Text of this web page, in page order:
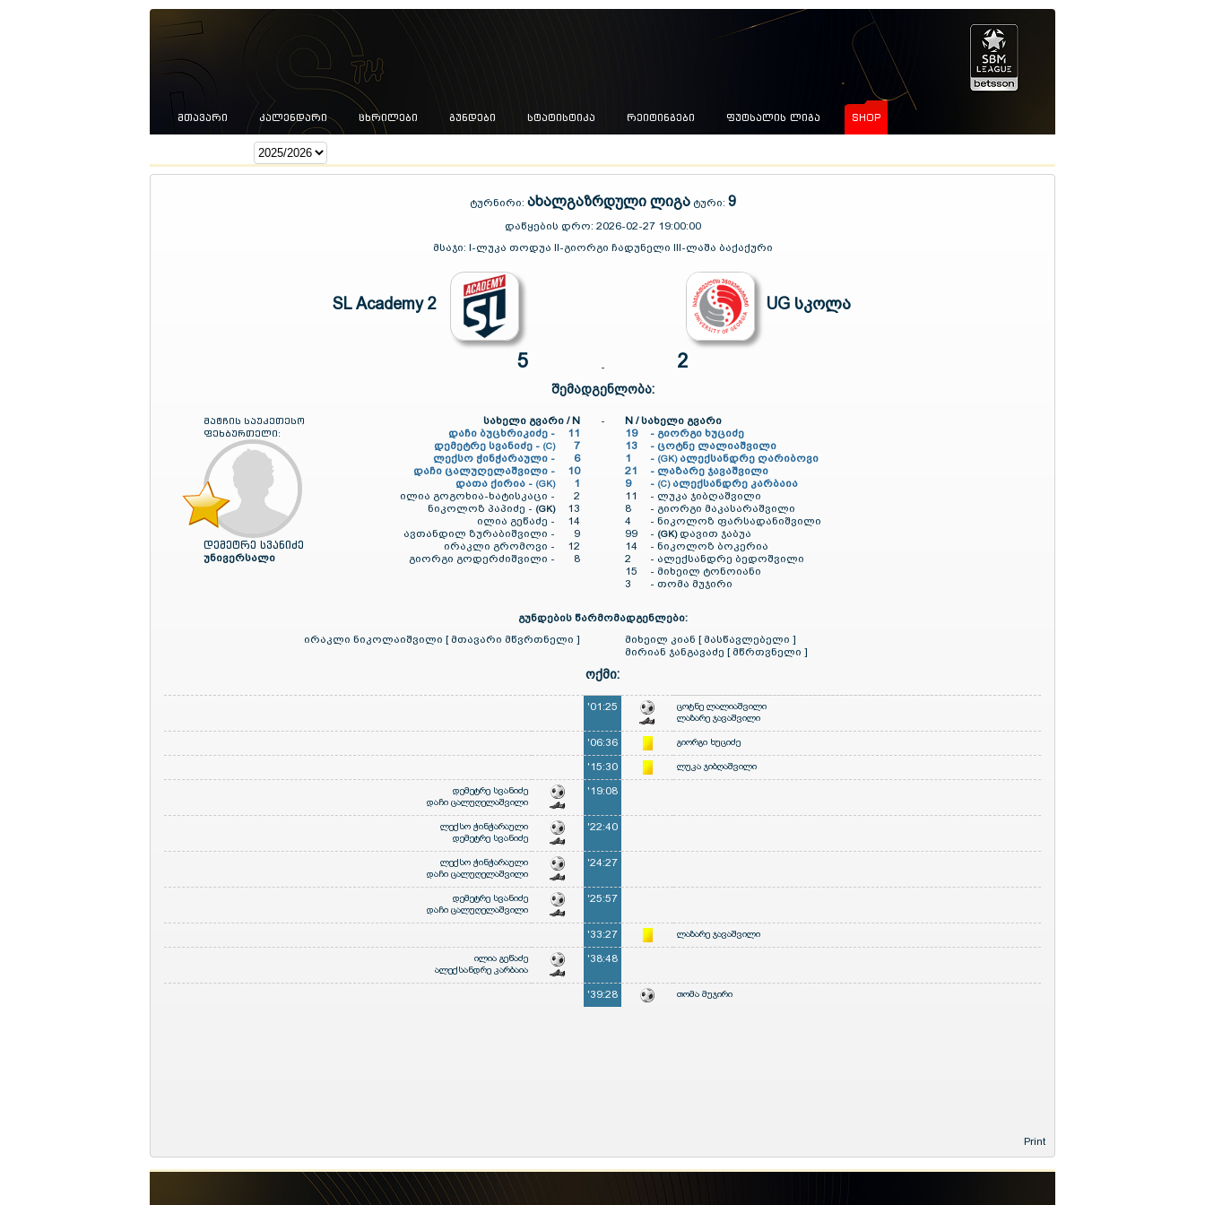
ᲛᲗᲐᲕᲐᲠᲘ ᲙᲐᲚᲔᲜᲓᲐᲠᲘ ᲪᲮᲠᲘᲚᲔᲑᲘ ᲒᲣᲜᲓᲔᲑᲘ ᲡᲢᲐᲢᲘᲡᲢᲘᲙᲐ ᲠᲔᲘᲢᲘᲜᲒᲔᲑᲘ ᲤᲣᲢᲡᲐᲚᲘᲡ ᲚᲘᲒᲐ SHOP
ტურნირი: ახალგაზრდული ლიგა ტური: 9
დაწყების დრო: 2026-02-27 19:00:00
მსაჯი: I-ლუკა თოდუა II-გიორგი ჩადუნელი III-ლაშა ბაქაქური
SL Academy 2
5 -
UG სკოლა
2
შემადგენლობა:
მატჩის საუკეთესო
ფეხბურთელი:
დემეტრე სვანიძე
უნივერსალი
სახელი გვარი / N
დაჩი ბუცხრიკიძე -
11
დემეტრე სვანიძე - (C)
7
ლექსო ჭინჭარაული -
6
დაჩი ცალუღელაშვილი -
10
დათა ქირია - (GK)
1
ილია გოგოხია-ხატისკაცი -
2
ნიკოლოზ პაპიძე - (GK)
13
ილია გეწაძე -
14
ავთანდილ ზურაბიშვილი -
9
ირაკლი გრომოვი -
12
გიორგი გოდერძიშვილი -
8
-
N / სახელი გვარი
19
- გიორგი ხუციძე
13
- ცოტნე ლალიაშვილი
1
- (GK) ალექსანდრე ღარიბოვი
21
- ლაზარე ჯავაშვილი
9
- (C) ალექსანდრე კარბაია
11
- ლუკა ჯიბღაშვილი
8
- გიორგი მაკასარაშვილი
4
- ნიკოლოზ ფარსადანიშვილი
99
- (GK) დავით ჯაბუა
14
- ნიკოლოზ ბოკერია
2
- ალექსანდრე ბედოშვილი
15
- მიხეილ ტონოიანი
3
- თომა მუჯირი
გუნდების წარმომადგენლები:
ირაკლი ნიკოლაიშვილი [ მთავარი მწვრთნელი ]
მიხეილ კიან [ მასწავლებელი ]
მირიან ჯანგავაძე [ მწრთვნელი ]
ოქმი:
'01:25
ცოტნე ლალიაშვილი
ლაზარე ჯავაშვილი
'06:36 გიორგი ხუციძე
'15:30 ლუკა ჯიბღაშვილი
დემეტრე სვანიძე
დაჩი ცალუღელაშვილი
'19:08
ლექსო ჭინჭარაული
დემეტრე სვანიძე
'22:40
ლექსო ჭინჭარაული
დაჩი ცალუღელაშვილი
'24:27
დემეტრე სვანიძე
დაჩი ცალუღელაშვილი
'25:57
'33:27 ლაზარე ჯავაშვილი
ილია გეწაძე
ალექსანდრე კარბაია
'38:48
'39:28 თომა მუჯირი
Print